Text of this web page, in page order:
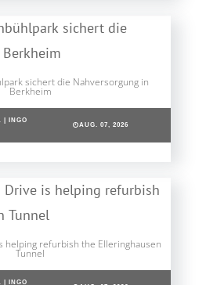
sichert die Nahversorgung in
Berkheim
| INGO
AUG. 07, 2026
helping refurbish the Elleringhausen
Tunnel
| INGO